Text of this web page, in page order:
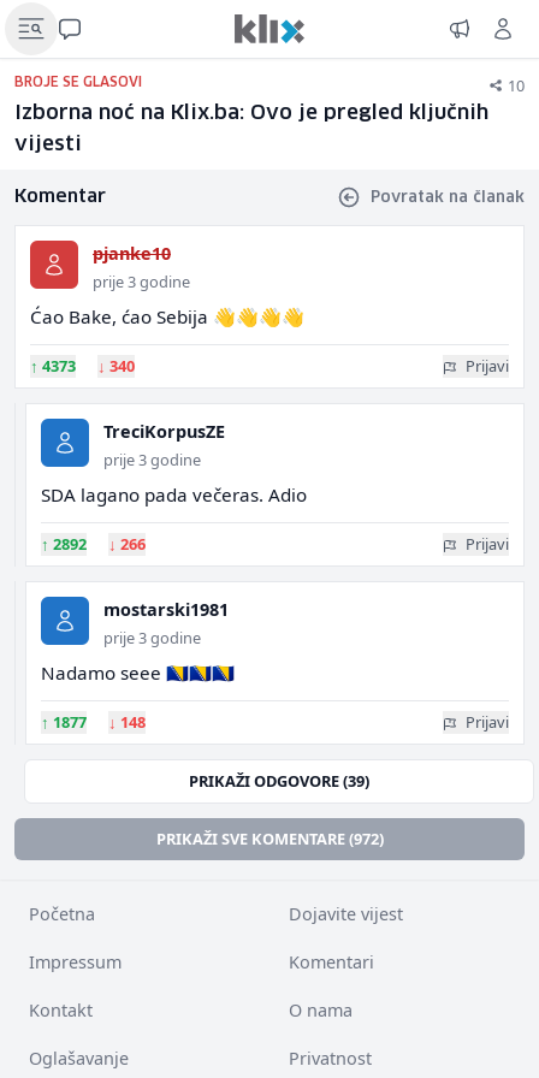
BROJE SE GLASOVI 10
Izborna noć na Klix.ba: Ovo je pregled ključnih
vijesti
Komentar Povratak na članak
pjanke10
prije 3 godine
Ćao Bake, ćao Sebija 👋👋👋👋
↑ 4373 ↓ 340 Prijavi
TreciKorpusZE
prije 3 godine
SDA lagano pada večeras. Adio
↑ 2892 ↓ 266 Prijavi
mostarski1981
prije 3 godine
Nadamo seee 🇧🇦🇧🇦🇧🇦
↑ 1877 ↓ 148 Prijavi
PRIKAŽI ODGOVORE (39)
PRIKAŽI SVE KOMENTARE (972)
Početna Dojavite vijest
Impressum Komentari
Kontakt O nama
Oglašavanje Privatnost